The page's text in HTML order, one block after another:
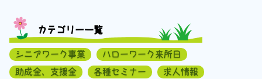
カテゴリー一覧
シニアワーク事業
ハローワーク来所日
助成金、支援金
各種セミナー
求人情報